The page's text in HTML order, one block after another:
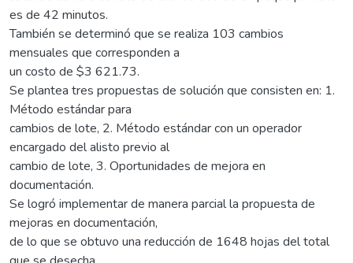
es de 42 minutos.
También se determinó que se realiza 103 cambios
mensuales que corresponden a
un costo de $3 621.73.
Se plantea tres propuestas de solución que consisten en: 1.
Método estándar para
cambios de lote, 2. Método estándar con un operador
encargado del alisto previo al
cambio de lote, 3. Oportunidades de mejora en
documentación.
Se logró implementar de manera parcial la propuesta de
mejoras en documentación,
de lo que se obtuvo una reducción de 1648 hojas del total